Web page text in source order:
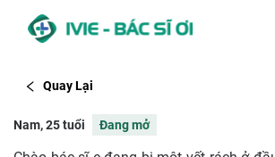
Quay Lại
Nam, 25 tuổi Đang mở